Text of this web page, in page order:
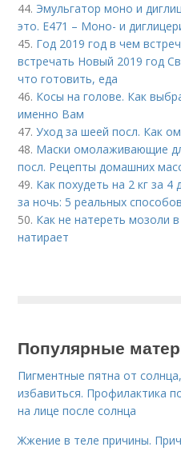
44. Эмульгатор моно и
это. Е471 – Моно- и
45. Год 2019 год в чем
встречать Новый 2019 год
что готовить, еда
46. Косы на голове. Как
именно Вам
47.Уход за шеей посл. Как
48. Маски омолаживающие
посл. Рецепты домашних
49. Как похудеть на 2 кг за
за ночь: 5 реальных
50. Как не натереть мозоли
натирает
Популярные
Пигментные пятна от
избавиться. Профилактика
на лице после солнца
Жжение в теле причины.